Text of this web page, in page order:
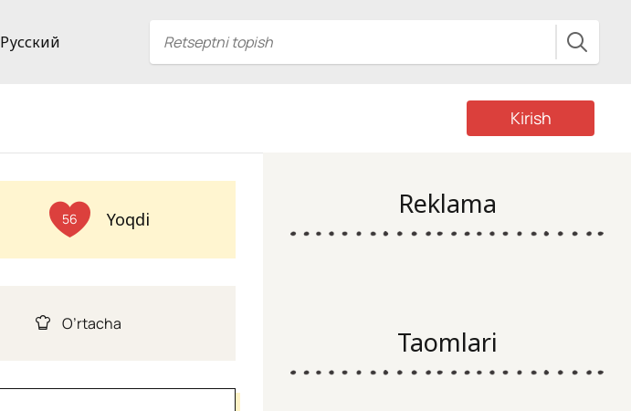
Русский
Kirish
56 Yoqdi
O’rtacha
Reklama
Taomlari